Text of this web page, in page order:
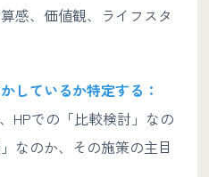
感、価値観、ライフスタ
しているか特定する：
HPでの「比較検討」なの
なのか、その施策の主目